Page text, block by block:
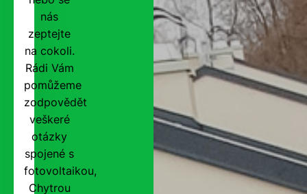
nás
zeptejte
na cokoli.
Rádi Vám
pomůžeme
zodpovědět
veškeré
otázky
spojené s
fotovoltaikou,
Chytrou